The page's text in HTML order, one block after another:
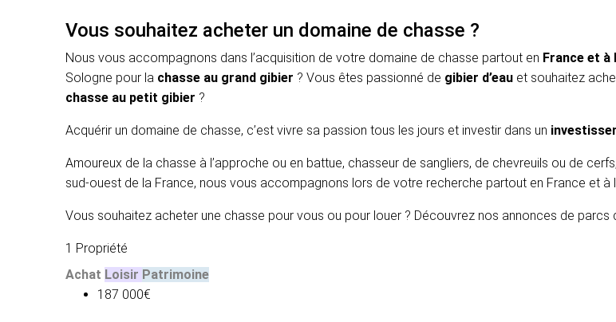
Vous souhaitez acheter un domaine de chasse ?
Nous vous accompagnons dans l’acquisition de votre domaine de chasse partout en France et à
Sologne pour la chasse au grand gibier ? Vous êtes passionné de gibier d’eau et souhaitez
chasse au petit gibier ?
Acquérir un domaine de chasse, c’est vivre sa passion tous les jours et investir dans un
Amoureux de la chasse à l’approche ou en battue, chasseur de sangliers, de chevreuils ou de
sud-ouest de la France, nous vous accompagnons lors de votre recherche partout en France et à
Vous souhaitez acheter une chasse pour vous ou pour louer ? Découvrez nos annonces de
1 Propriété
Achat Loisir Patrimoine
187 000€